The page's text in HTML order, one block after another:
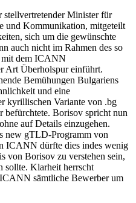
Minister für
und Kommunikation, mitgeteilt
sich um die gewünschte
auch nicht im Rahmen des so
mit dem ICANN
Art Überholspur einführt.
Bemühungen Bulgariens
und eine
kyrillischen Variante von .bg
befürchtete. Borisov spricht nun
auf Details einzugehen.
new gTLD-Programm von
ICANN dürfte dies indes wenig
von Borisov zu verstehen sein,
sollte. Klarheit herrscht
sämtliche Bewerber um